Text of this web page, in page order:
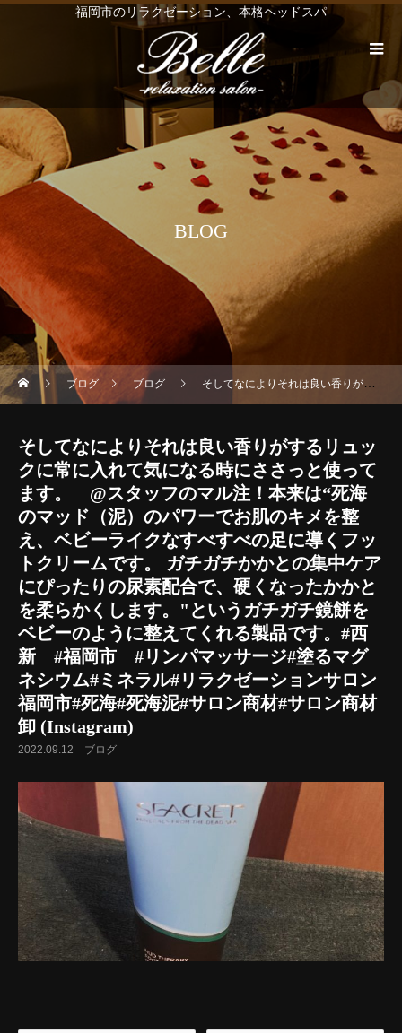
福岡市のリラクゼーション、本格ヘッドスパ
BLOG
ブログ ブログ そしてなによりそれは良い香りがする️リュックに常に入れて気になる時にささっと使ってます。 @スタッフのマル注！本来は“死海のマッド（泥）のパワーでお肌のキメを整え、ベビーライクなすべすべの足に導くフットクリームです。 ガチガチかかとの集中ケアにぴったりの尿素配合で、硬くなったかかとを柔らかくします。"というガチガチ鏡餅をベビーのように整えてくれる製品です。#西新 #福岡市 #リンパマッサージ#塗るマグネシウム#ミネラル#リラクゼーションサロン福岡市#死海#死海泥#サロン商材#サロン商材卸 (Instagram)
そしてなによりそれは良い香りがする️リュッ
クに常に入れて気になる時にささっと使って
ます。 @スタッフのマル注！本来は“死海
のマッド（泥）のパワーでお肌のキメを整
え、ベビーライクなすべすべの足に導くフッ
トクリームです。 ガチガチかかとの集中ケア
にぴったりの尿素配合で、硬くなったかかと
を柔らかくします。"というガチガチ鏡餅を
ベビーのように整えてくれる製品です。#西
新 #福岡市 #リンパマッサージ#塗るマグ
ネシウム#ミネラル#リラクゼーションサロン
福岡市#死海#死海泥#サロン商材#サロン商材
卸 (Instagram)
2022.09.12 ブログ